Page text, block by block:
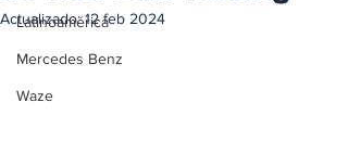
Latinoamérica
Mercedes Benz
Waze
Actualizado:12 feb 2024